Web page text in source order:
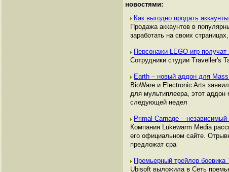
новостями:
Как выгодно продать
Продажа аккаунтов в
заработать на своих
Персонажи LEGO-игр получат
Сотрудники студии Traveller's
Earth – новый аддон для
BioWare и Electronic Arts
для мультиплеера, этот
следующей недел
Primal Carnage – независимый
Компания Lukewarm Media
его официальном сайте.
предложат сра
Премьерный трейлер боевика
Ubisoft выложила в Сеть